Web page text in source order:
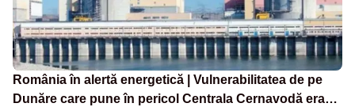
România în alertă energetică | Vulnerabilitatea de pe
Dunăre care pune în pericol Centrala Cernavodă era